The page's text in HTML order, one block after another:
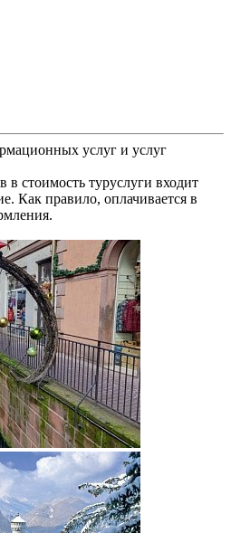
услуг и услуг
в стоимость туруслуги входит
Как правило, оплачивается в